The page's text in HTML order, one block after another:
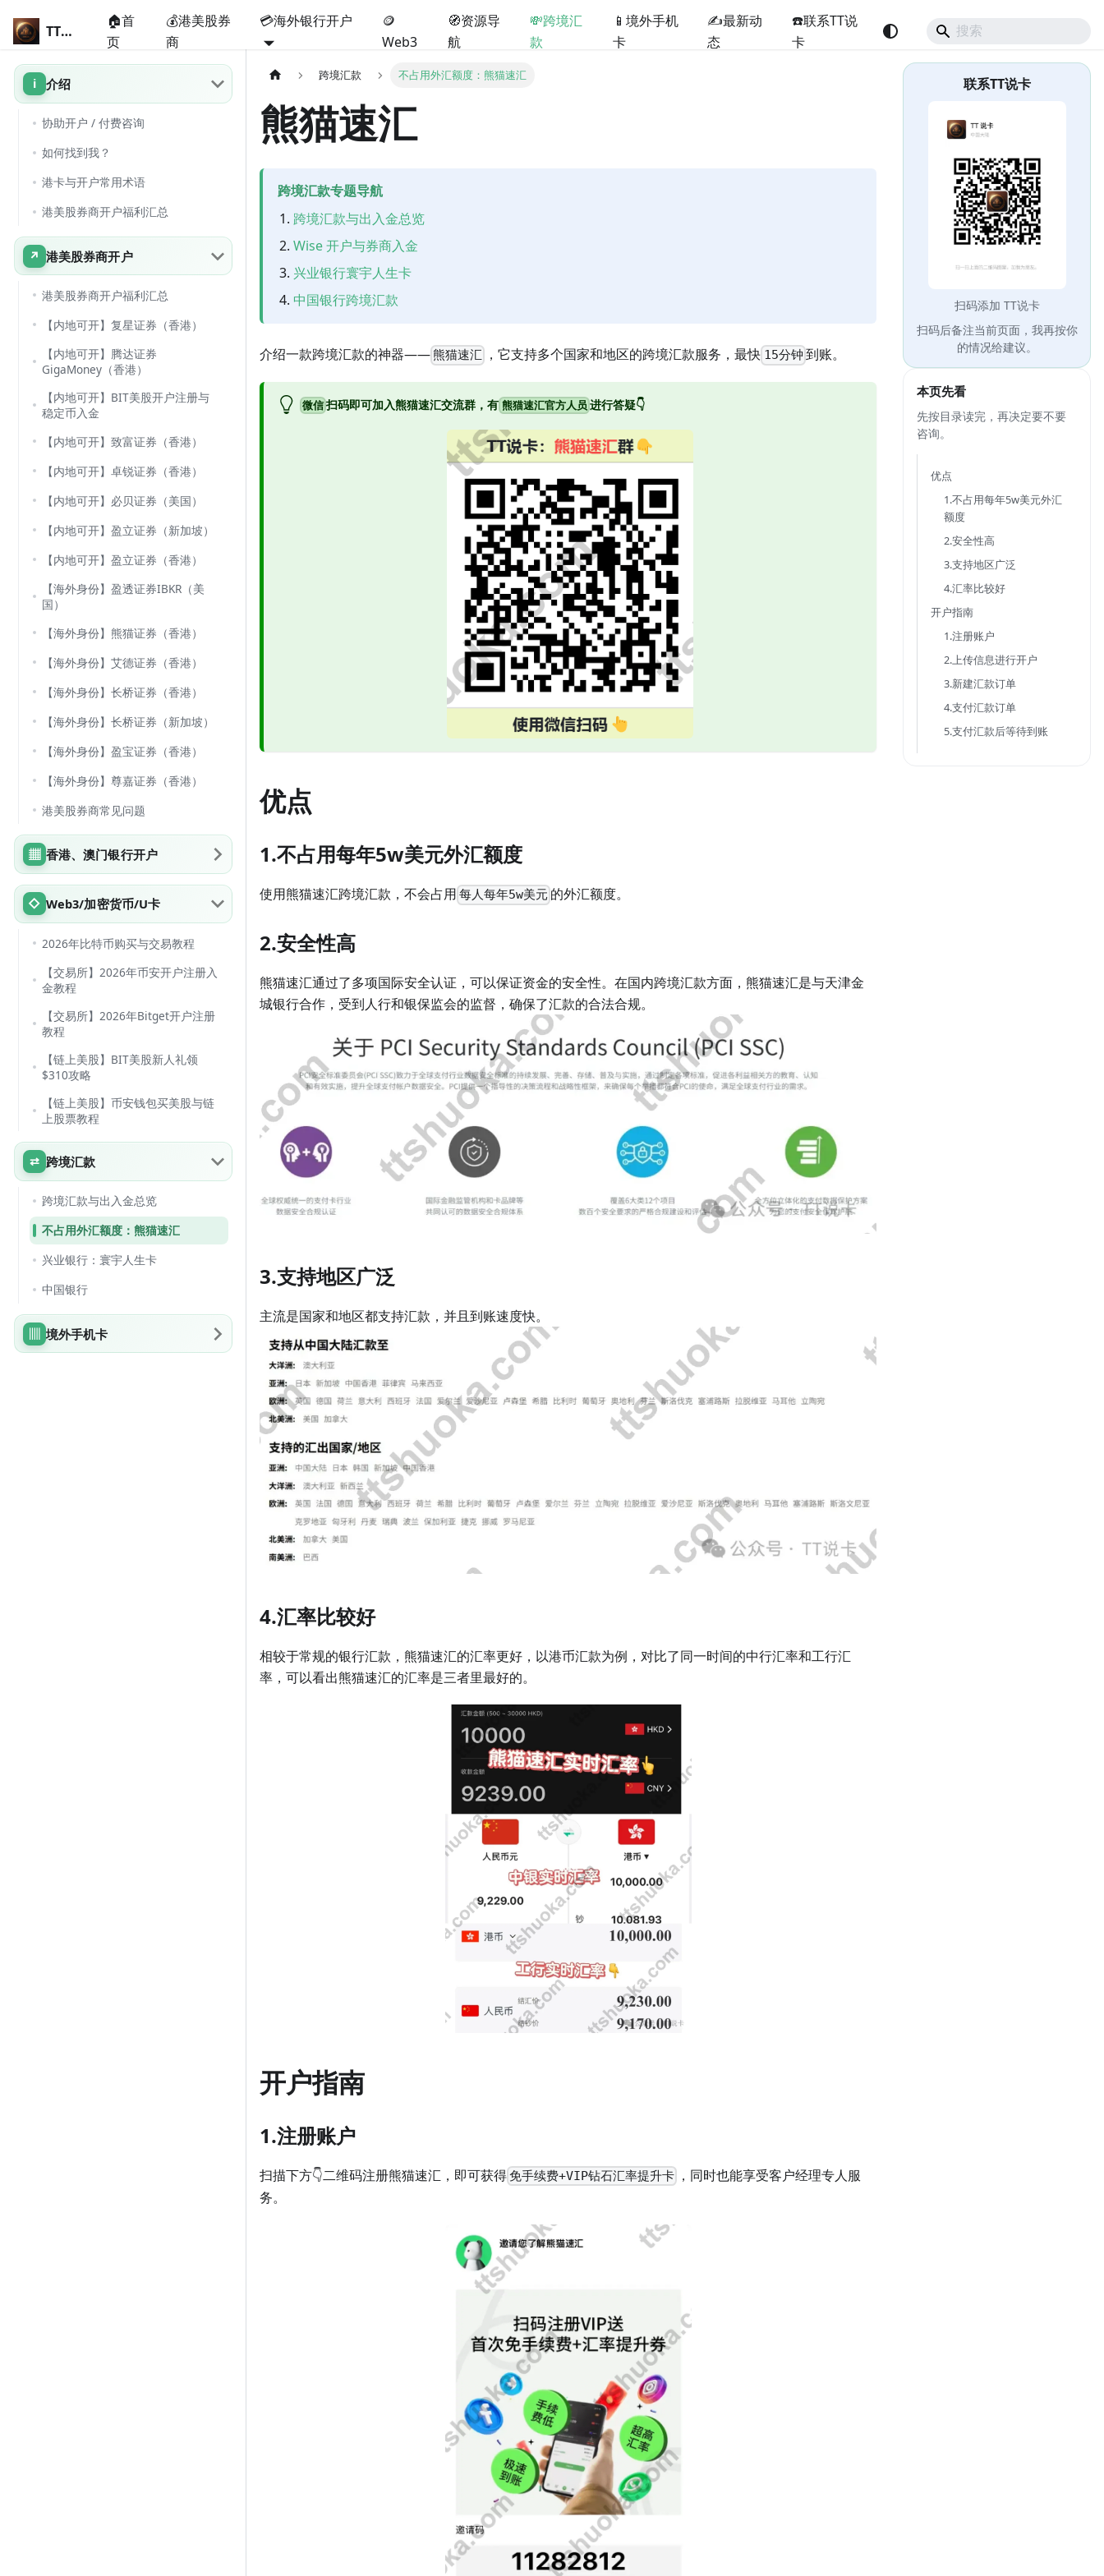
TT说卡
🏠首
页
💰港美股券
商
💳海外银行开户
🪙
Web3
🧭资源导
航
💸跨境汇
款
📱境外手机
卡
✍️最新动
态
☎️联系TT说
卡
介绍
协助开户 / 付费咨询
如何找到我？
港卡与开户常用术语
港美股券商开户福利汇总
港美股券商开户
港美股券商开户福利汇总
【内地可开】复星证券（香港）
【内地可开】腾达证券
GigaMoney（香港）
【内地可开】BIT美股开户注册与
稳定币入金
【内地可开】致富证券（香港）
【内地可开】卓锐证券（香港）
【内地可开】必贝证券（美国）
【内地可开】盈立证券（新加坡）
【内地可开】盈立证券（香港）
【海外身份】盈透证券IBKR（美
国）
【海外身份】熊猫证券（香港）
【海外身份】艾德证券（香港）
【海外身份】长桥证券（香港）
【海外身份】长桥证券（新加坡）
【海外身份】盈宝证券（香港）
【海外身份】尊嘉证券（香港）
港美股券商常见问题
香港、澳门银行开户
Web3/加密货币/U卡
2026年比特币购买与交易教程
【交易所】2026年币安开户注册入
金教程
【交易所】2026年Bitget开户注册
教程
【链上美股】BIT美股新人礼领
$310攻略
【链上美股】币安钱包买美股与链
上股票教程
跨境汇款
跨境汇款与出入金总览
不占用外汇额度：熊猫速汇
兴业银行：寰宇人生卡
中国银行
境外手机卡
跨境汇款 不占用外汇额度：熊猫速汇
熊猫速汇
跨境汇款专题导航
跨境汇款与出入金总览
Wise 开户与券商入金
兴业银行寰宇人生卡
中国银行跨境汇款
介绍一款跨境汇款的神器——熊猫速汇 ，它支持多个国家和地区的跨境汇款服务，最快 15分钟 到账。
微信 扫码即可加入熊猫速汇交流群，有 熊猫速汇官方人员 进行答疑👇
优点
1.不占用每年5w美元外汇额度
使用熊猫速汇跨境汇款，不会占用 每人每年5w美元 的外汇额度。
2.安全性高
熊猫速汇通过了多项国际安全认证，可以保证资金的安全性。在国内跨境汇款方面，熊猫速汇是与天津金
城银行合作，受到人行和银保监会的监督，确保了汇款的合法合规。
3.支持地区广泛
主流是国家和地区都支持汇款，并且到账速度快。
4.汇率比较好
相较于常规的银行汇款，熊猫速汇的汇率更好，以港币汇款为例，对比了同一时间的中行汇率和工行汇
率，可以看出熊猫速汇的汇率是三者里最好的。
开户指南
1.注册账户
扫描下方👇二维码注册熊猫速汇，即可获得免手续费+VIP钻石汇率提升卡 ，同时也能享受客户经理专人服
务。
联系TT说卡
扫码添加 TT说卡
扫码后备注当前页面，我再按你
的情况给建议。
本页先看
先按目录读完，再决定要不要
咨询。
优点
1.不占用每年5w美元外汇
额度
2.安全性高
3.支持地区广泛
4.汇率比较好
开户指南
1.注册账户
2.上传信息进行开户
3.新建汇款订单
4.支付汇款订单
5.支付汇款后等待到账